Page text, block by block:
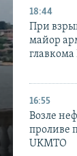
18:44
При
майор
16:55
Возле
проливе
UKMTO